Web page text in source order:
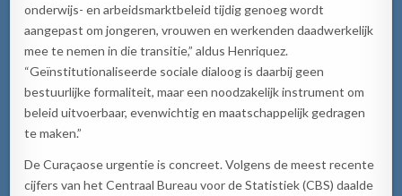
onderwijs- en arbeidsmarktbeleid tijdig genoeg wordt
aangepast om jongeren, vrouwen en werkenden daadwerkelijk
mee te nemen in die transitie,” aldus Henriquez.
“Geïnstitutionaliseerde sociale dialoog is daarbij geen
bestuurlijke formaliteit, maar een noodzakelijk instrument om
beleid uitvoerbaar, evenwichtig en maatschappelijk gedragen
te maken.”
De Curaçaose urgentie is concreet. Volgens de meest recente
cijfers van het Centraal Bureau voor de Statistiek (CBS) daalde